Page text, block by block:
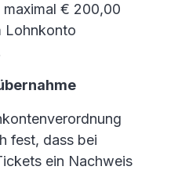
maximal € 200,00
Lohnkonto
fest, dass bei
ein Nachweis